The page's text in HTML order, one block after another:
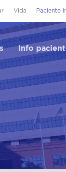
Vida Paciente
Info